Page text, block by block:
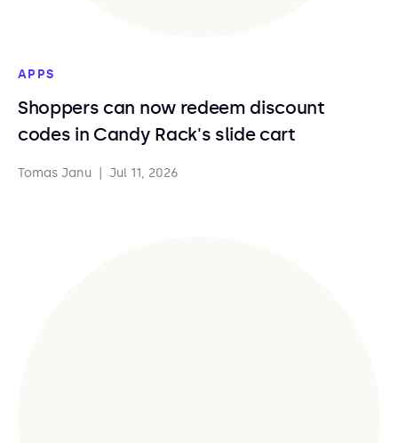
APPS
Shoppers can now redeem discount
codes in Candy Rack's slide cart
Tomas Janu Jul 11, 2026